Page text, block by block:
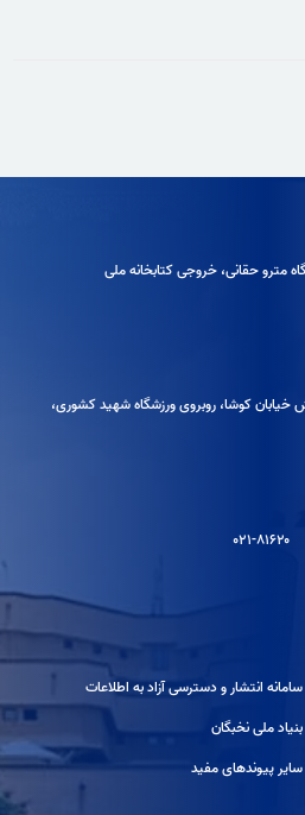
مترو حقانی، خروجی كتابخانه ملی
خیابان کوشا، روبروی ورزشگاه شهید کشوری،
۰۲۱-۸۱۶۲۰
سامانه انتشار و دسترسی آزاد به اطلاعات
بنیاد ملی نخبگان
سایر پیوندهای مفید